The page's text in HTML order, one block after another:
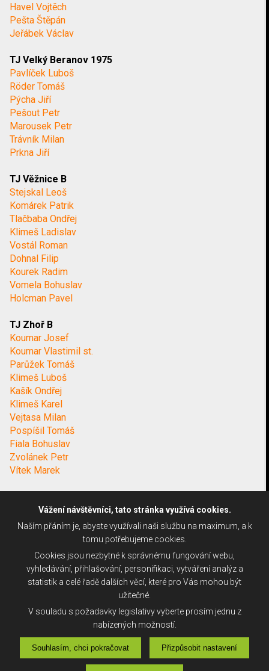
Havel Vojtěch
Pešta Štěpán
Jeřábek Václav
TJ Velký Beranov 1975
Pavlíček Luboš
Röder Tomáš
Pýcha Jiří
Pešout Petr
Marousek Petr
Trávník Milan
Prkna Jiří
TJ Věžnice B
Stejskal Leoš
Komárek Patrik
Tlačbaba Ondřej
Klimeš Ladislav
Vostál Roman
Dohnal Filip
Kourek Radim
Vomela Bohuslav
Holcman Pavel
TJ Zhoř B
Koumar Josef
Koumar Vlastimil st.
Parůžek Tomáš
Klimeš Luboš
Kašík Ondřej
Klimeš Karel
Vejtasa Milan
Pospíšil Tomáš
Fiala Bohuslav
Zvolánek Petr
Vítek Marek
Vážení návštěvníci, tato stránka využívá cookies.
Naším přáním je, abyste využívali naši službu na maximum, a k
tomu potřebujeme cookies.
Cookies jsou nezbytné k správnému fungování webu,
vyhledávání, přihlašování, personifikaci, vytváření analýz a
statistik a celé řadě dalších věcí, které pro Vás mohou být
užitečné.
V souladu s požadavky legislativy vyberte prosím jednu z
nabízených možností.
Souhlasím, chci pokračovat Přizpůsobit nastavení